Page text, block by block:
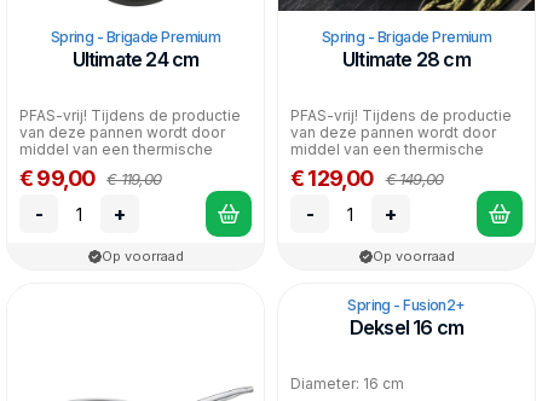
Spring - Brigade Premium
Ultimate 24 cm
PFAS-vrij! Tijdens de productie
van deze pannen wordt door
middel van een thermische
oppervlakte beh...
€ 99,00 € 119,00
- +
Op voorraad
Spring - Brigade Premium
Ultimate 28 cm
PFAS-vrij! Tijdens de productie
van deze pannen wordt door
middel van een thermische
oppervlakte beh...
€ 129,00 € 149,00
- +
Op voorraad
Spring - Fusion2+
Deksel 16 cm
Diameter: 16 cm